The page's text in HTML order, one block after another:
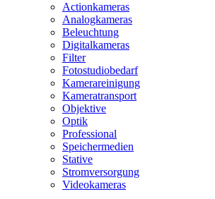
Actionkameras
Analogkameras
Beleuchtung
Digitalkameras
Filter
Fotostudiobedarf
Kamerareinigung
Kameratransport
Objektive
Optik
Professional
Speichermedien
Stative
Stromversorgung
Videokameras